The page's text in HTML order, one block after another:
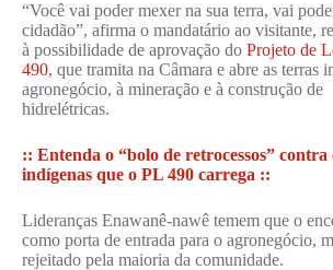
“Você vai poder mexer na sua terra, vai
cidadão”, afirma o mandatário ao visitante,
à possibilidade de aprovação do Projeto de
490, que tramita na Câmara e abre as terras
agronegócio, à mineração e à construção de
hidrelétricas.
:: Entenda o “bolo de retrocessos” contra
indígenas que o PL 490 carrega ::
Lideranças Enawanê-nawê temem que o
como porta de entrada para o agronegócio,
rejeitado pela maioria da comunidade.